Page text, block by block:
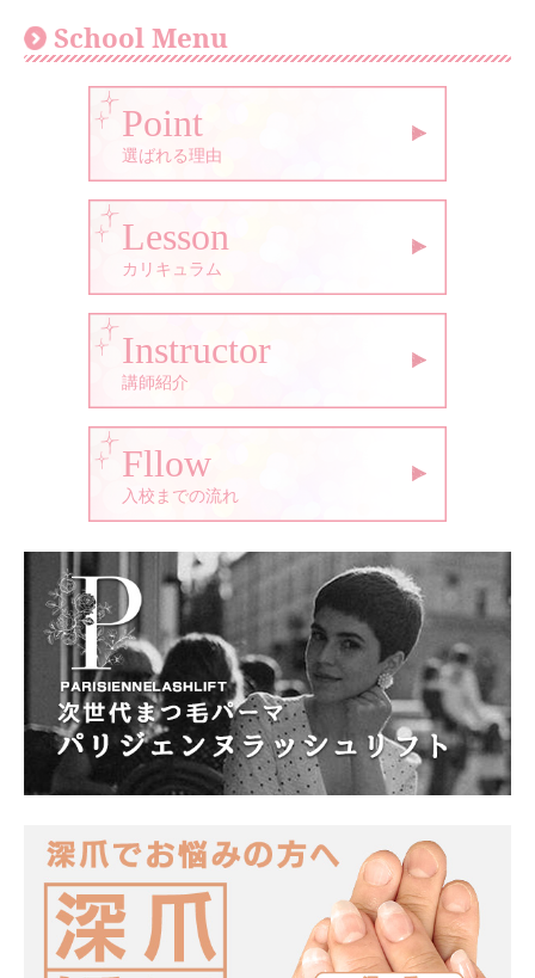
School Menu
Point
選ばれる理由
Lesson
カリキュラム
Instructor
講師紹介
Fllow
入校までの流れ